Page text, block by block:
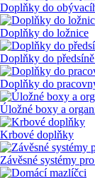
Doplňky do
Doplňky do ložnice
Doplňky do
Doplňky do
Úložné boxy a
Krbové doplňky
Závěsné systémy